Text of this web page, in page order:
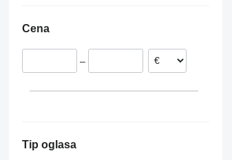
Cena
–
Tip oglasa